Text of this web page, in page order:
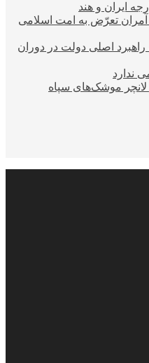
ایران و هند
آمران تعرّض به امت اسلامی
اصلی دولت در دوران
ندارد
موشک‌های سپاه